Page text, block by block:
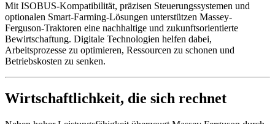
Mit ISOBUS-Kompatibilität, präzisen Steuerungssystemen und
optionalen Smart-Farming-Lösungen unterstützen Massey-
Ferguson-Traktoren eine nachhaltige und zukunftsorientierte
Bewirtschaftung. Digitale Technologien helfen dabei,
Arbeitsprozesse zu optimieren, Ressourcen zu schonen und
Betriebskosten zu senken.
Wirtschaftlichkeit, die sich rechnet